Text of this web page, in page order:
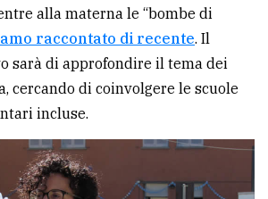
alla materna le “bombe di
raccontato di recente. Il
sarà di approfondire il tema dei
cercando di coinvolgere le scuole
incluse.